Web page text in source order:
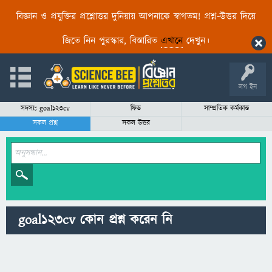
বিজ্ঞান ও প্রযুক্তির প্রশ্নোত্তর দুনিয়ায় আপনাকে স্বাগতম! প্রশ্ন-উত্তর দিয়ে
জিতে নিন পুরস্কার, বিস্তারিত এখানেদেখুন।
লগ ইন
সদস্যঃ goal123cv ফিড
সাম্প্রতিক কর্মকান্ড
সকল প্রশ্ন
সকল উত্তর
goal123cv কোন প্রশ্ন করেন নি